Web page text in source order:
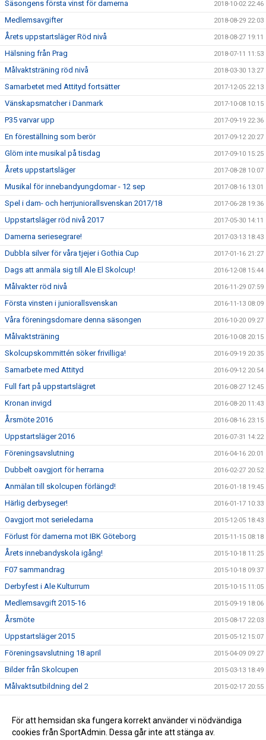
Säsongens första vinst för damerna 2018-10-02 22:46
Medlemsavgifter 2018-08-29 22:03
Årets uppstartsläger Röd nivå 2018-08-27 19:11
Hälsning från Prag 2018-07-11 11:53
Målvaktsträning röd nivå 2018-03-30 13:27
Samarbetet med Attityd fortsätter 2017-12-05 22:13
Vänskapsmatcher i Danmark 2017-10-08 10:15
P35 varvar upp 2017-09-19 22:36
En föreställning som berör 2017-09-12 20:27
Glöm inte musikal på tisdag 2017-09-10 15:25
Årets uppstartsläger 2017-08-28 10:07
Musikal för innebandyungdomar - 12 sep 2017-08-16 13:01
Spel i dam- och herrjuniorallsvenskan 2017/18 2017-06-28 19:36
Uppstartsläger röd nivå 2017 2017-05-30 14:11
Damerna seriesegrare! 2017-03-13 18:43
Dubbla silver för våra tjejer i Gothia Cup 2017-01-16 21:27
Dags att anmäla sig till Ale El Skolcup! 2016-12-08 15:44
Målvakter röd nivå 2016-11-29 07:59
Första vinsten i juniorallsvenskan 2016-11-13 08:09
Våra föreningsdomare denna säsongen 2016-10-20 09:27
Målvaktsträning 2016-10-08 20:15
Skolcupskommittén söker frivilliga! 2016-09-19 20:35
Samarbete med Attityd 2016-09-12 20:54
Full fart på uppstartslägret 2016-08-27 12:45
Kronan invigd 2016-08-20 11:43
Årsmöte 2016 2016-08-16 23:15
Uppstartsläger 2016 2016-07-31 14:22
Föreningsavslutning 2016-04-16 20:01
Dubbelt oavgjort för herrarna 2016-02-27 20:52
Anmälan till skolcupen förlängd! 2016-01-18 19:45
Härlig derbyseger! 2016-01-17 10:33
Oavgjort mot serieledarna 2015-12-05 18:43
Förlust för damerna mot IBK Göteborg 2015-11-15 08:18
Årets innebandyskola igång! 2015-10-18 11:25
F07 sammandrag 2015-10-18 09:37
Derbyfest i Ale Kulturrum 2015-10-15 11:05
Medlemsavgift 2015-16 2015-09-19 18:06
Årsmöte 2015-08-17 22:03
Uppstartsläger 2015 2015-05-12 15:07
Föreningsavslutning 18 april 2015-04-09 09:27
Bilder från Skolcupen 2015-03-13 18:49
Målvaktsutbildning del 2 2015-02-17 20:55
Ale IBF under VM 2015-01-07 22:33
Rapport från de röda tröjorna 2014-12-14 16:10
För att hemsidan ska fungera korrekt använder vi nödvändiga
cookies från SportAdmin. Dessa går inte att stänga av.